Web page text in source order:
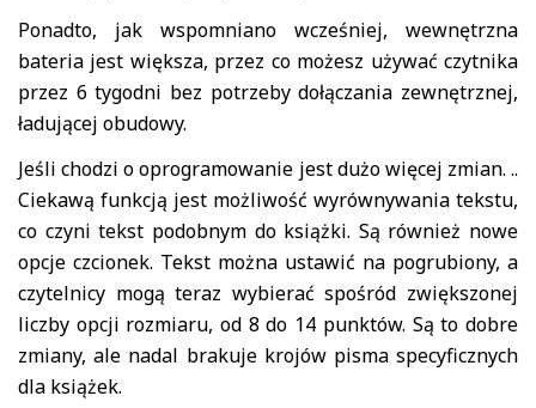
Ponadto, jak wspomniano wcześniej, wewnętrzna
bateria jest większa, przez co możesz używać czytnika
przez 6 tygodni bez potrzeby dołączania zewnętrznej,
ładującej obudowy.
Jeśli chodzi o oprogramowanie jest dużo więcej zmian. ..
Ciekawą funkcją jest możliwość wyrównywania tekstu,
co czyni tekst podobnym do książki. Są również nowe
opcje czcionek. Tekst można ustawić na pogrubiony, a
czytelnicy mogą teraz wybierać spośród zwiększonej
liczby opcji rozmiaru, od 8 do 14 punktów. Są to dobre
zmiany, ale nadal brakuje krojów pisma specyficznych
dla książek.